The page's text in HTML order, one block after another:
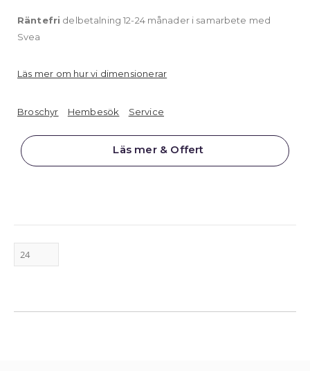
Räntefri delbetalning 12-24 månader i samarbete med
Svea
Läs mer om hur vi dimensionerar
Broschyr Hembesök Service
Läs mer & Offert